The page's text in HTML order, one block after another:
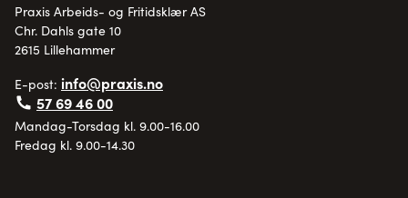
Praxis Arbeids- og Fritidsklær AS
Chr. Dahls gate 10
2615 Lillehammer
E-post: info@praxis.no
57 69 46 00
Mandag-Torsdag kl. 9.00-16.00
Fredag kl. 9.00-14.30